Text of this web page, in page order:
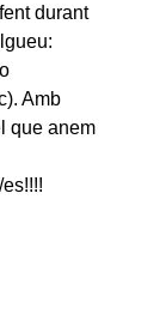
durant
Amb
que anem